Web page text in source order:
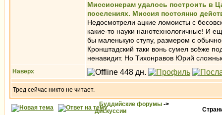
Миссионерам удалось построить в
поселениях. Миссия постоянно
Недосмотрели ацкие ломоисты с
какие-то науки нанотехнологичные! И
бы маленькую ступу, размером с
Кронштадский таки вонь сумел всёже
ненавидит. Но Тихонравов Юрий
Наверх
Тред сейчас никто не читает.
Буддийские форумы ->
Дискуссии